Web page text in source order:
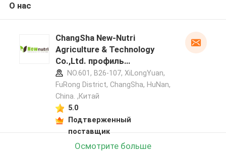
О нас
ChangSha New-Nutri
Agriculture & Technology
Co.,Ltd. профиль
производителя
NO.601, B26-107, XiLongYuan,
FuRong District, ChangSha, HuNan,
China. ,Китай
5.0
Подтверженный
поставщик
Осмотрите больше